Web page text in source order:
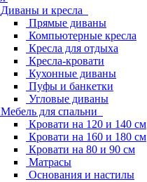
Диваны и кресла
Прямые диваны
Компьютерные кресла
Кресла для отдыха
Кресла-кровати
Кухонные диваны
Пуфы и банкетки
Угловые диваны
Мебель для спальни
Кровати на 120 и 140 см
Кровати на 160 и 180 см
Кровати на 80 и 90 см
Матрасы
Основания и настилы